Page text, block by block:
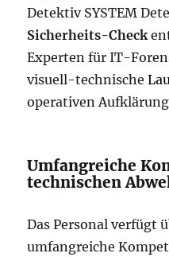
Detektiv SYSTEM
Sicherheits-Check
Experten für IT-
visuell-technische
operativen
Umfangreiche
technischen
Das Personal verfügt
umfangreiche